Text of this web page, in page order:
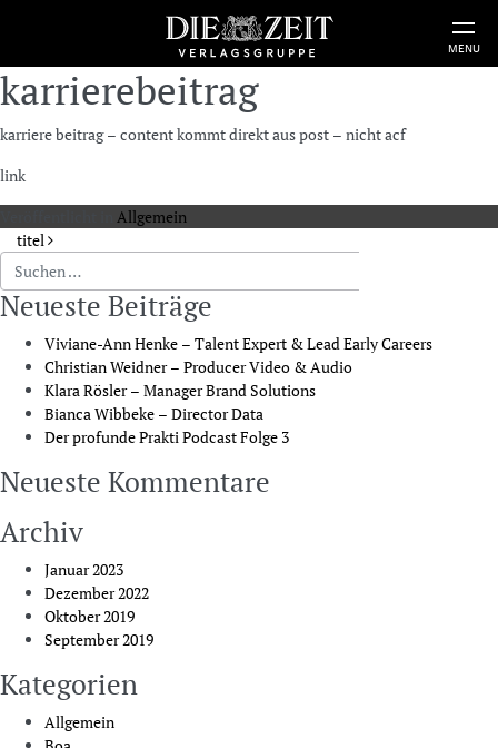
MENU
karrierebeitrag
karriere beitrag – content kommt direkt aus post – nicht acf
link
Allgemein
Beitragsnavigation
titel
Suche nach:
Neueste Beiträge
Viviane-Ann Henke – Talent Expert & Lead Early Careers
Christian Weidner – Producer Video & Audio
Klara Rösler – Manager Brand Solutions
Bianca Wibbeke – Director Data
Der profunde Prakti Podcast Folge 3
Neueste Kommentare
Archiv
Januar 2023
Dezember 2022
Oktober 2019
September 2019
Kategorien
Allgemein